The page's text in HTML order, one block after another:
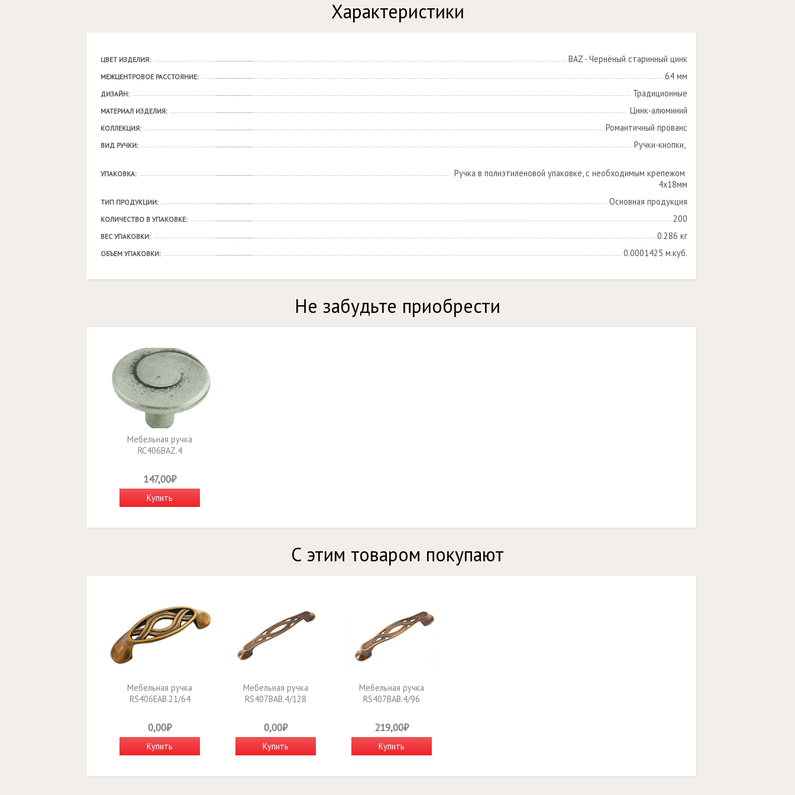
Характеристики
ЦВЕТ ИЗДЕЛИЯ: BAZ - Чернёный старинный цинк
МЕЖЦЕНТРОВОЕ РАССТОЯНИЕ: 64 мм
ДИЗАЙН: Традиционные
МАТЕРИАЛ ИЗДЕЛИЯ: Цинк-алюминий
КОЛЛЕКЦИЯ: Романтичный прованс
ВИД РУЧКИ: Ручки-кнопки,
УПАКОВКА:
Ручка в полиэтиленовой упаковке, с необходимым крепежом
4х18мм
ТИП ПРОДУКЦИИ: Основная продукция
КОЛИЧЕСТВО В УПАКОВКЕ: 200
ВЕС УПАКОВКИ: 0.286 кг
ОБЪЕМ УПАКОВКИ: 0.0001425 м.куб.
Не забудьте приобрести
Мебельная ручка
RC406BAZ.4
147,00₽
Купить
С этим товаром покупают
Мебельная ручка
RS406EAB.21/64
0,00₽
Купить
Мебельная ручка
RS407BAB.4/128
0,00₽
Купить
Мебельная ручка
RS407BAB.4/96
219,00₽
Купить